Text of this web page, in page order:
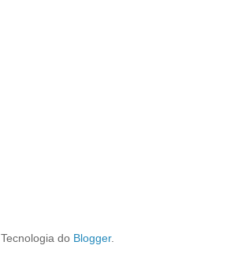
Tecnologia do Blogger.